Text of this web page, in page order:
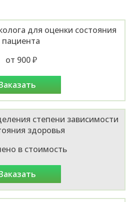
для оценки состояния
пациента
от 900 ₽
заказать
степени зависимости
здоровья
в стоимость
заказать